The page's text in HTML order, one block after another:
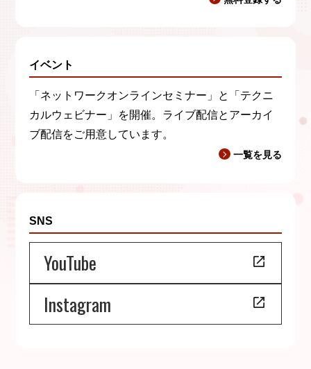
イベント
「ネットワークオンラインセミナー」と「テクニ
カルウェビナー」を開催。ライブ配信とアーカイ
ブ配信をご用意しています。
一覧を見る
SNS
YouTube
Instagram